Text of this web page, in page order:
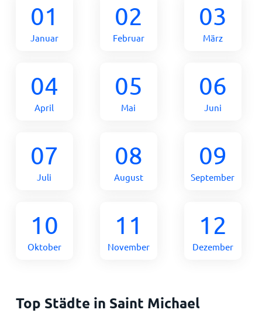
01
Januar
02
Februar
03
März
04
April
05
Mai
06
Juni
07
Juli
08
August
09
September
10
Oktober
11
November
12
Dezember
Top Städte in Saint Michael